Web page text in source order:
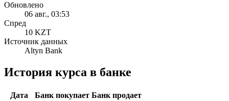
Обновлено
06 авг., 03:53
Спред
10 KZT
Источник данных
Altyn Bank
История курса в банке
Дата Банк покупает Банк продает